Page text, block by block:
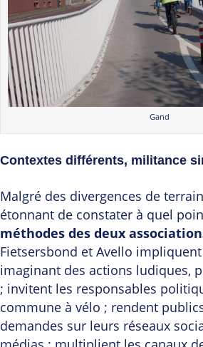
Gand
Contextes différents, militance
Malgré des divergences de
étonnant de constater à quel
méthodes des deux
Fietsersbond et Avello
imaginant des actions ludiques,
; invitent les responsables
commune à vélo ; rendent
demandes sur leurs réseaux